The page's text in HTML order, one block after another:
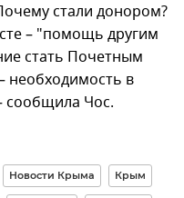
стали донором?
– "помощь другим
стать Почетным
необходимость в
сообщила Чос.
Новости Крыма Крым